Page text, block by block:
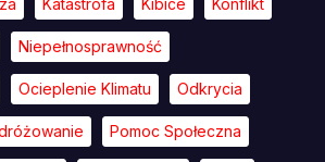
Niepełnosprawność
Ocieplenie Klimatu Odkrycia
Pomoc Społeczna